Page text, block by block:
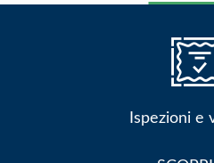
Ispezioni e